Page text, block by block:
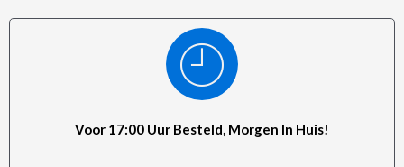
Voor 17:00 Uur Besteld, Morgen In Huis!